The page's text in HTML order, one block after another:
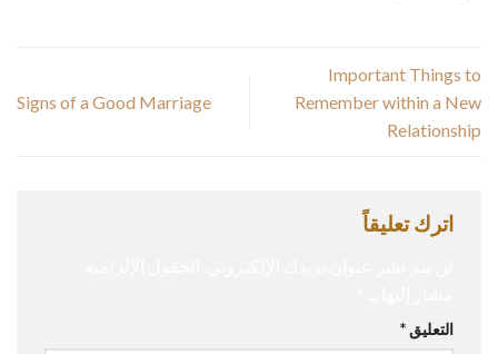
Important Things to
Remember within a New
Relationship
Signs of a Good Marriage
اترك تعليقاً
التعليق *